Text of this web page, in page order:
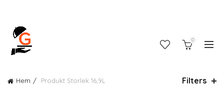
0
Hem Produkt Storlek 16,9L Filters